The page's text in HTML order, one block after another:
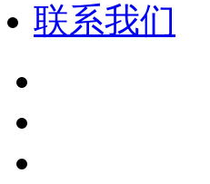
联系我们